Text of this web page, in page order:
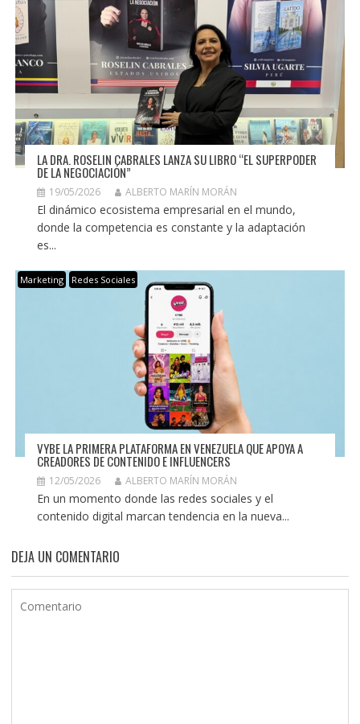
LA DRA. ROSELIN CABRALES LANZA SU LIBRO “EL SUPERPODER
DE LA NEGOCIACIÓN”
19/05/2026 ALBERTO MARÍN MORÁN
El dinámico ecosistema empresarial en el mundo,
donde la competencia es constante y la adaptación
es...
Marketing Redes Sociales
VYBE LA PRIMERA PLATAFORMA EN VENEZUELA QUE APOYA A
CREADORES DE CONTENIDO E INFLUENCERS
12/05/2026 ALBERTO MARÍN MORÁN
En un momento donde las redes sociales y el
contenido digital marcan tendencia en la nueva...
DEJA UN COMENTARIO